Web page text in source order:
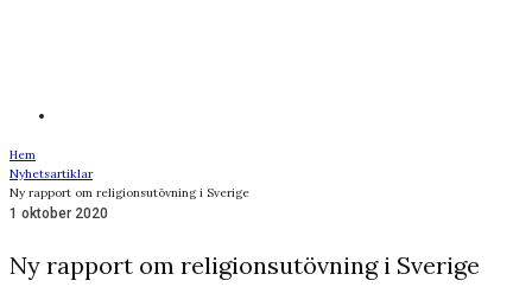
Hem
Nyhetsartiklar
Ny rapport om religionsutövning i Sverige
1 oktober 2020
Ny rapport om religionsutövning i Sverige